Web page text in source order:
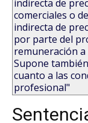
indirecta de
comerciales o
indirecta de
por parte del
remuneración
Supone
cuanto a las
profesional"